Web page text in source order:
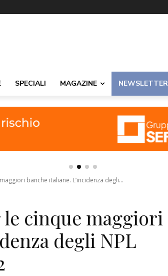
SPECIALI MAGAZINE NEWSLETTER
banche italiane. L’incidenza degli...
le cinque maggiori
degli NPL